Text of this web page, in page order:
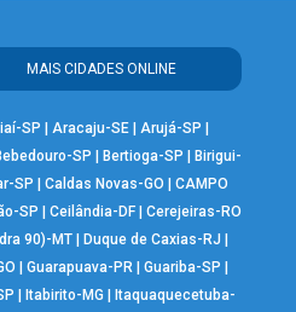
MAIS CIDADES ONLINE
SP | Aracaju-SE| Arujá-SP |
SP | Bertioga-SP | Birigui-
SP |Caldas Novas-GO |CAMPO
SP | Ceilândia-DF| Cerejeiras-RO
90)-MT| Duque de Caxias-RJ |
|Guarapuava-PR |Guariba-SP |
|Itabirito-MG |Itaquaquecetuba-